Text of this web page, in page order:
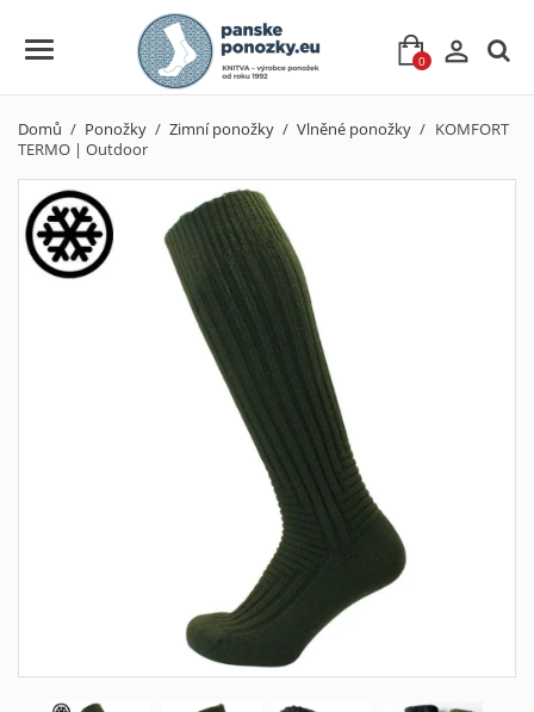
0 
Domů Ponožky Zimní ponožky Vlněné ponožky
KOMFORT
TERMO | Outdoor